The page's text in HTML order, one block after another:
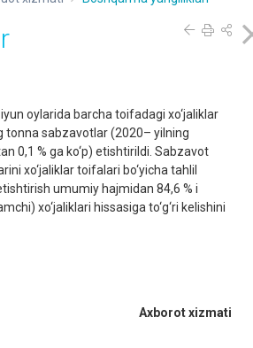
oylarida barcha toifadagi xo‘jaliklar
tonna sabzavotlar (2020– yilning
0,1 % ga ko‘p) etishtirildi. Sabzavot
xo‘jaliklar toifalari bo‘yicha tahlil
umumiy hajmidan 84,6 % i
xo‘jaliklari hissasiga to‘g‘ri kelishini
Axborot xizmati